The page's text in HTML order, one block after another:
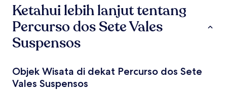
malam
untuk
tamu
dan
ketersediaan
Ketahui lebih lanjut tentang
Percurso dos Sete Vales
Suspensos
Objek Wisata di dekat Percurso dos Sete
Vales Suspensos